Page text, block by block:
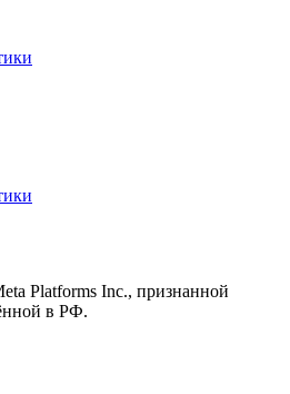
Platforms Inc., признанной
в РФ.